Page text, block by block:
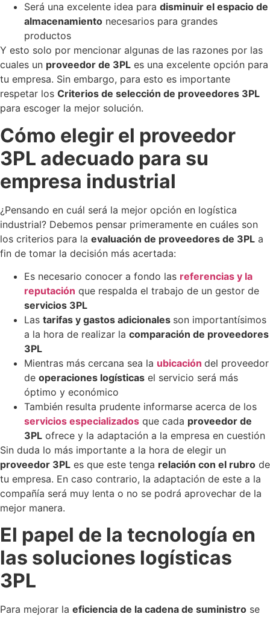
Será una excelente idea para disminuir el espacio de
almacenamiento necesarios para grandes
productos
Y esto solo por mencionar algunas de las razones por las
cuales un proveedor de 3PL es una excelente opción para
tu empresa. Sin embargo, para esto es importante
respetar los Criterios de selección de proveedores 3PL
para escoger la mejor solución.
Cómo elegir el proveedor
3PL adecuado para su
empresa industrial
¿Pensando en cuál será la mejor opción en logística
industrial? Debemos pensar primeramente en cuáles son
los criterios para la evaluación de proveedores de 3PL a
fin de tomar la decisión más acertada:
Es necesario conocer a fondo las referencias y la
reputación que respalda el trabajo de un gestor de
servicios 3PL
Las tarifas y gastos adicionales son importantísimos
a la hora de realizar la comparación de proveedores
3PL
Mientras más cercana sea la ubicación del proveedor
de operaciones logísticas el servicio será más
óptimo y económico
También resulta prudente informarse acerca de los
servicios especializados que cada proveedor de
3PL ofrece y la adaptación a la empresa en cuestión
Sin duda lo más importante a la hora de elegir un
proveedor 3PL es que este tenga relación con el rubro de
tu empresa. En caso contrario, la adaptación de este a la
compañía será muy lenta o no se podrá aprovechar de la
mejor manera.
El papel de la tecnología en
las soluciones logísticas
3PL
Para mejorar la eficiencia de la cadena de suministro se